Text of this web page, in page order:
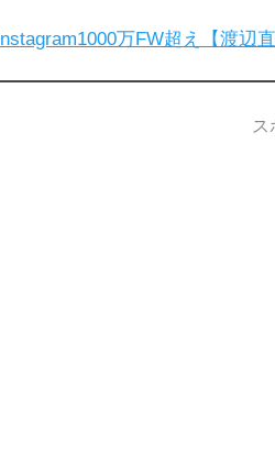
Instagram1000万FW超え【渡辺
ス